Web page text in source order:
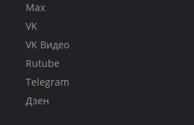
Max
VK
VK Видео
Rutube
Telegram
Дзен